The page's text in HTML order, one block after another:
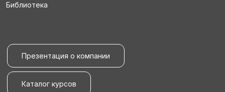
Библиотека
Презентация о компании
Каталог курсов